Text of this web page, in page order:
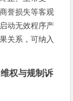
誉损失等客观
动无效程序产
关系，可纳入
权与规制诉